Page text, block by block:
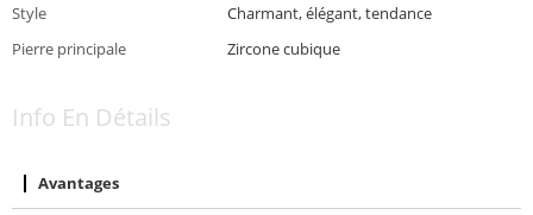
Style
Charmant, élégant, tendance
Pierre principale
Zircone cubique
Info En Détails
Avantages